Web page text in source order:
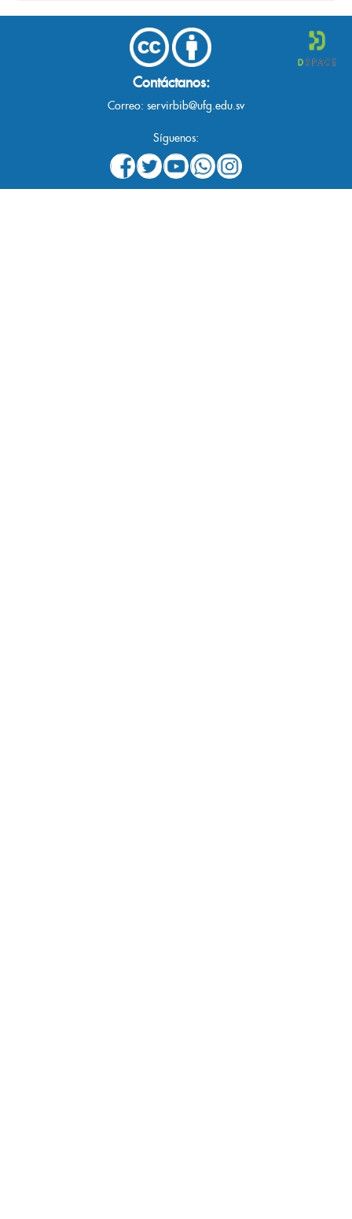
Contáctanos:
Correo: servirbib@ufg.edu.sv
Síguenos: